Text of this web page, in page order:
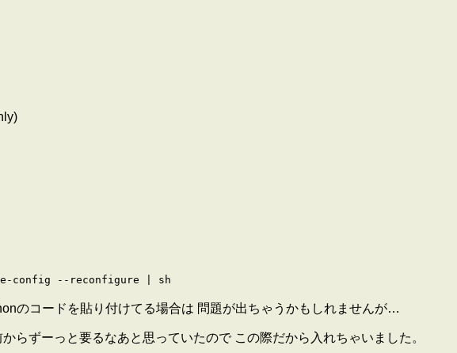
config --reconfigure | sh
のコードを貼り付けてる場合は 問題が出ちゃうかもしれませんが…
らずーっと要るなあと思っていたので この際だから入れちゃいました。